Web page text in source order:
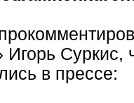
Суркис,
в прессе: